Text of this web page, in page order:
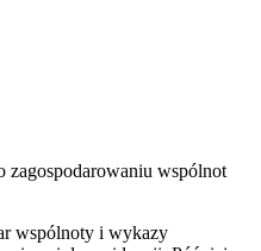
zagospodarowaniu wspólnot
wspólnoty i wykazy